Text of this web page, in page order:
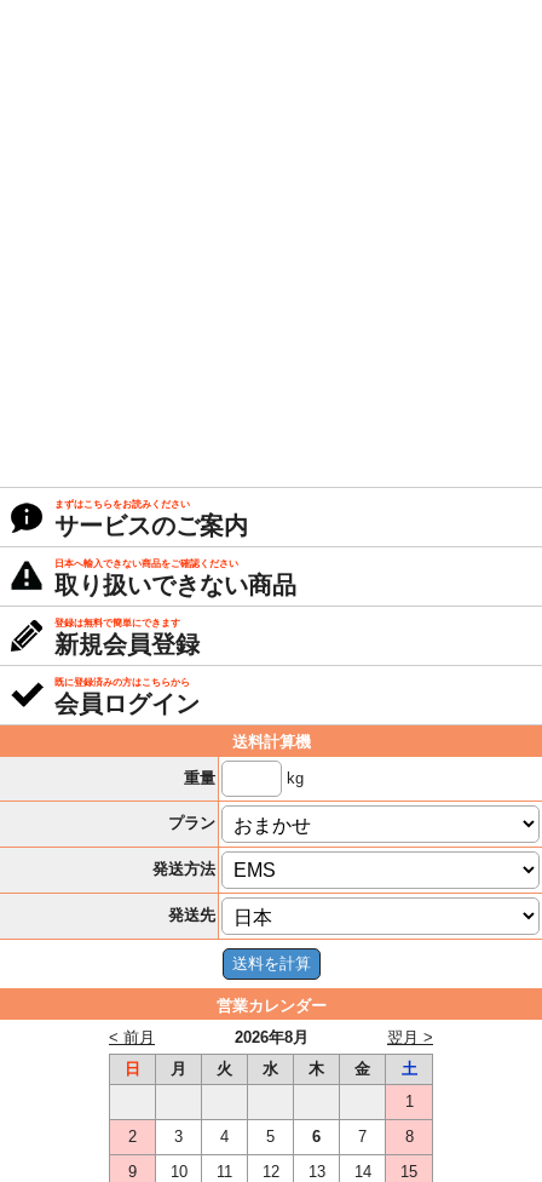
まずはこちらをお読みください
サービスのご案内
日本へ輸入できない商品をご確認ください
取り扱いできない商品
登録は無料で簡単にできます
新規会員登録
既に登録済みの方はこちらから
会員ログイン
送料計算機
重量
kg
プラン
発送方法
発送先
営業カレンダー
2026年8月
< 前月
翌月 >
日
月 火 水 木 金
土
1
2
3 4 5 6 7
8
9
10 11 12 13 14
15